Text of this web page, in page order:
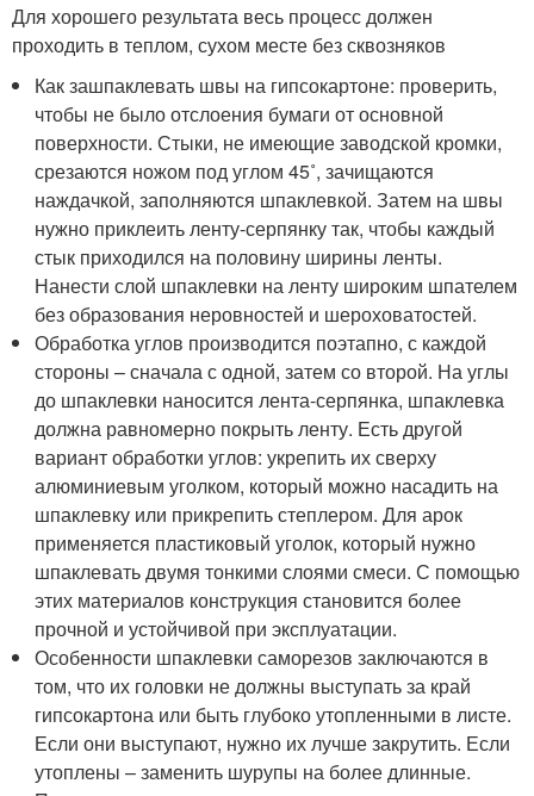
Для хорошего результата весь процесс должен
проходить в теплом, сухом месте без сквозняков
Как зашпаклевать швы на гипсокартоне: проверить,
чтобы не было отслоения бумаги от основной
поверхности. Стыки, не имеющие заводской кромки,
срезаются ножом под углом 45˚, зачищаются
наждачкой, заполняются шпаклевкой. Затем на швы
нужно приклеить ленту-серпянку так, чтобы каждый
стык приходился на половину ширины ленты.
Нанести слой шпаклевки на ленту широким шпателем
без образования неровностей и шероховатостей.
Обработка углов производится поэтапно, с каждой
стороны – сначала с одной, затем со второй. На углы
до шпаклевки наносится лента-серпянка, шпаклевка
должна равномерно покрыть ленту. Есть другой
вариант обработки углов: укрепить их сверху
алюминиевым уголком, который можно насадить на
шпаклевку или прикрепить степлером. Для арок
применяется пластиковый уголок, который нужно
шпаклевать двумя тонкими слоями смеси. С помощью
этих материалов конструкция становится более
прочной и устойчивой при эксплуатации.
Особенности шпаклевки саморезов заключаются в
том, что их головки не должны выступать за край
гипсокартона или быть глубоко утопленными в листе.
Если они выступают, нужно их лучше закрутить. Если
утоплены – заменить шурупы на более длинные.